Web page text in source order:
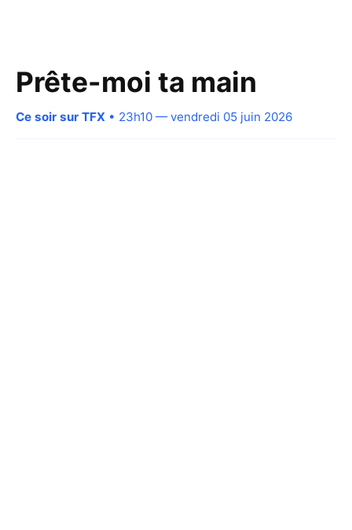
Prête-moi ta main
Ce soir sur TFX • 23h10 — vendredi 05 juin 2026